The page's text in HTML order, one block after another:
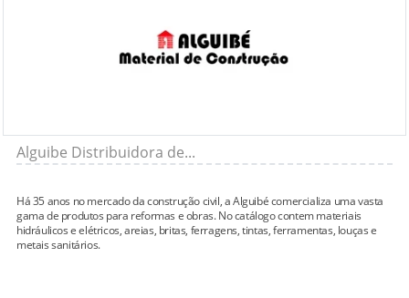
Alguibe Distribuidora de...
Há 35 anos no mercado da construção civil, a Alguibé comercializa uma vasta
gama de produtos para reformas e obras. No catálogo contem materiais
hidráulicos e elétricos, areias, britas, ferragens, tintas, ferramentas, louças e
metais sanitários.